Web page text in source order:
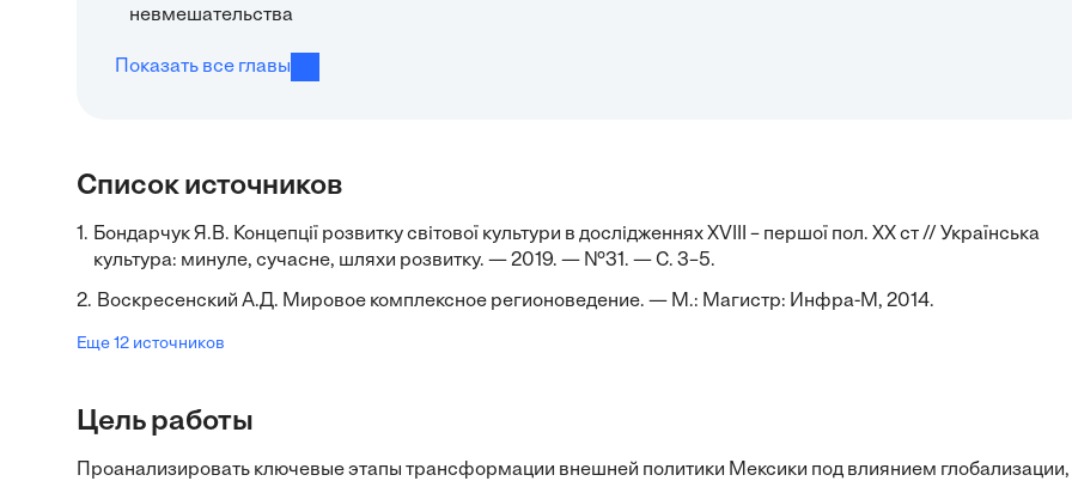
невмешательства
Показать все главы
Список источников
1. Бондарчук Я.В. Концепції розвитку світової культури в дослідженнях XVIII – першої пол. ХХ ст // Українська
культура: минуле, сучасне, шляхи розвитку. — 2019. — №31. — С. 3–5.
2. Воскресенский А.Д. Мировое комплексное регионоведение. — М.: Магистр: Инфра-М, 2014.
Еще 12 источников
Цель работы
Проанализировать ключевые этапы трансформации внешней политики Мексики под влиянием глобализации,